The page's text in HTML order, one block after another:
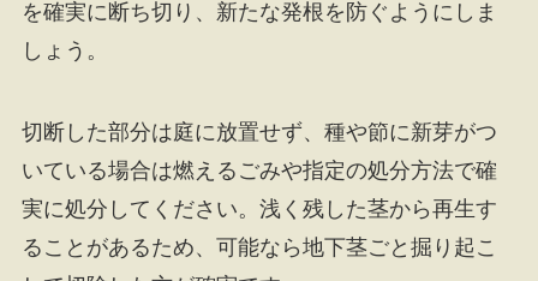
を確実に断ち切り、新たな発根を防ぐようにしま
しょう。
切断した部分は庭に放置せず、種や節に新芽がつ
いている場合は燃えるごみや指定の処分方法で確
実に処分してください。浅く残した茎から再生す
ることがあるため、可能なら地下茎ごと掘り起こ